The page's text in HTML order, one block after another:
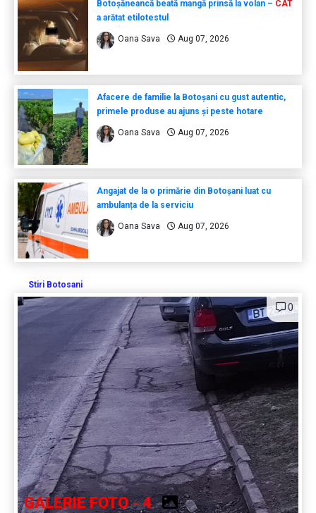
Botoșăneancă beată mangă prinsă la volan – CÂT
a arătat etilotestul
Oana Sava Aug 07, 2026
Afacere de familie la Botoșani cu gust autentic,
primele produse au ajuns și peste hotare
Oana Sava Aug 07, 2026
Angajat de la o primărie din Botoșani luat cu
ambulanța de la serviciu
Oana Sava Aug 07, 2026
Stiri Botosani
0
GALERIE FOTO - 4